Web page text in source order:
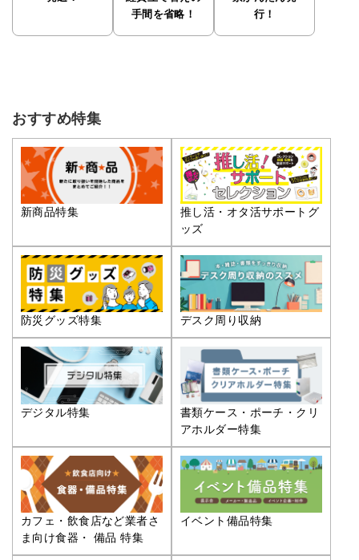
手間を省略！
行！
おすすめ特集
新商品特集
推し活・オタ活サポートグ
ッズ
防災グッズ特集 デスク周り収納
デジタル特集
書類ケース・ポーチ・クリ
アホルダー特集
カフェ・飲食店など業者さ
ま向け食器・ 備品 特集
イベント備品特集